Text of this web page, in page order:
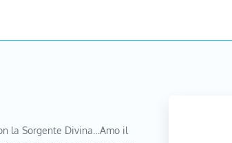
la Sorgente Divina…Amo il